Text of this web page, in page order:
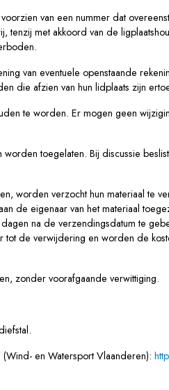
van een nummer dat
met akkoord van de
van eventuele openstaande
die afzien van hun lidplaats zijn
te worden. Er mogen geen
toegelaten. Bij discussie
worden verzocht hun materiaal te
de eigenaar van het materiaal
na de verzendingsdatum te
de verwijdering en worden de
zonder voorafgaande verwittiging.
en Watersport Vlaanderen):